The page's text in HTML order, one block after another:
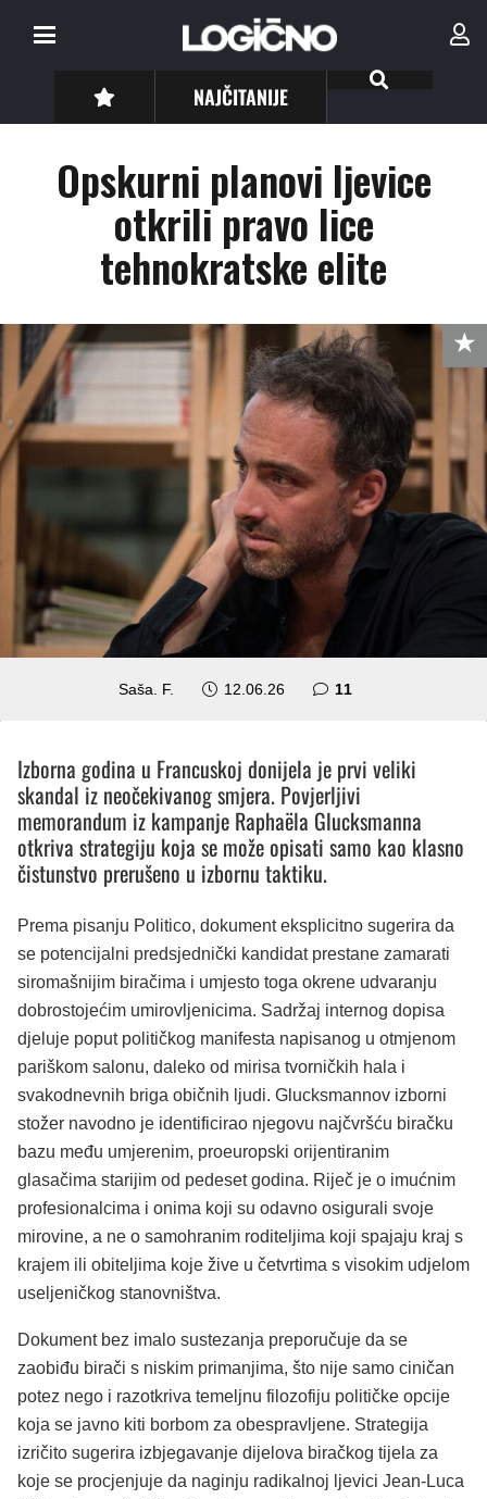
NAJČITANIJE
Opskurni planovi ljevice
otkrili pravo lice
tehnokratske elite
Saša. F. 12.06.26 11
Izborna godina u Francuskoj donijela je prvi veliki
skandal iz neočekivanog smjera. Povjerljivi
memorandum iz kampanje Raphaëla Glucksmanna
otkriva strategiju koja se može opisati samo kao klasno
čistunstvo prerušeno u izbornu taktiku.
Prema pisanju Politico, dokument eksplicitno sugerira da
se potencijalni predsjednički kandidat prestane zamarati
siromašnijim biračima i umjesto toga okrene udvaranju
dobrostojećim umirovljenicima. Sadržaj internog dopisa
djeluje poput političkog manifesta napisanog u otmjenom
pariškom salonu, daleko od mirisa tvorničkih hala i
svakodnevnih briga običnih ljudi. Glucksmannov izborni
stožer navodno je identificirao njegovu najčvršću biračku
bazu među umjerenim, proeuropski orijentiranim
glasačima starijim od pedeset godina. Riječ je o imućnim
profesionalcima i onima koji su odavno osigurali svoje
mirovine, a ne o samohranim roditeljima koji spajaju kraj s
krajem ili obiteljima koje žive u četvrtima s visokim udjelom
useljeničkog stanovništva.
Dokument bez imalo sustezanja preporučuje da se
zaobiđu birači s niskim primanjima, što nije samo ciničan
potez nego i razotkriva temeljnu filozofiju političke opcije
koja se javno kiti borbom za obespravljene. Strategija
izričito sugerira izbjegavanje dijelova biračkog tijela za
koje se procjenjuje da naginju radikalnoj ljevici Jean-Luca